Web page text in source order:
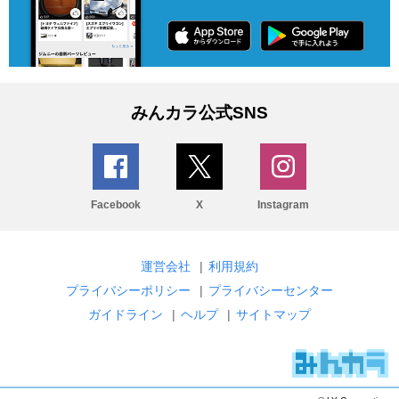
みんカラ公式SNS
Facebook X Instagram
運営会社 | 利用規約
プライバシーポリシー
| プライバシーセンター
ガイドライン
| ヘルプ | サイトマップ